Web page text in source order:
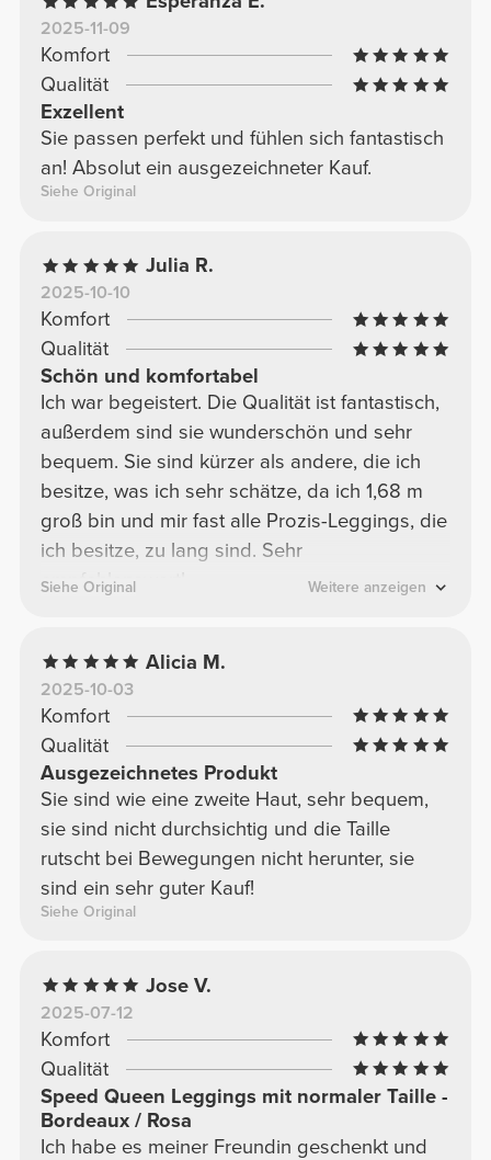
2025-11-09
Komfort
Qualität
Exzellent
Sie passen perfekt und fühlen sich fantastisch
an! Absolut ein ausgezeichneter Kauf.
Siehe Original
Julia R.
2025-10-10
Komfort
Qualität
Schön und komfortabel
Ich war begeistert. Die Qualität ist fantastisch,
außerdem sind sie wunderschön und sehr
bequem. Sie sind kürzer als andere, die ich
besitze, was ich sehr schätze, da ich 1,68 m
groß bin und mir fast alle Prozis-Leggings, die
ich besitze, zu lang sind. Sehr
empfehlenswert!
Siehe Original Weitere anzeigen
Alicia M.
2025-10-03
Komfort
Qualität
Ausgezeichnetes Produkt
Sie sind wie eine zweite Haut, sehr bequem,
sie sind nicht durchsichtig und die Taille
rutscht bei Bewegungen nicht herunter, sie
sind ein sehr guter Kauf!
Siehe Original
Jose V.
2025-07-12
Komfort
Qualität
Speed Queen Leggings mit normaler Taille -
Bordeaux / Rosa
Ich habe es meiner Freundin geschenkt und